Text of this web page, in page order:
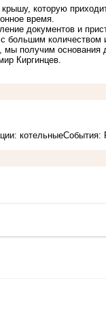
которую
время.
документов и
количеством
получим основания
Киргинцев.
котельныеСобытия: